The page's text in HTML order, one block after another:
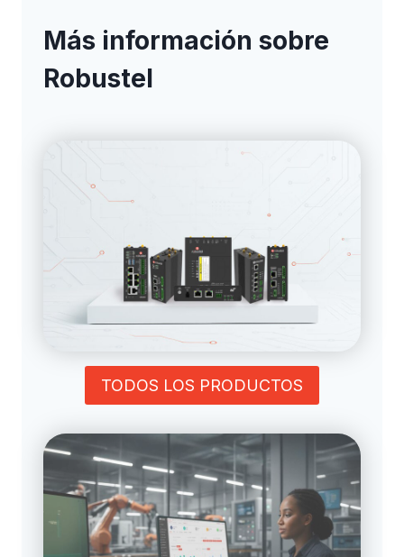
Más información sobre
Robustel
TODOS LOS PRODUCTOS